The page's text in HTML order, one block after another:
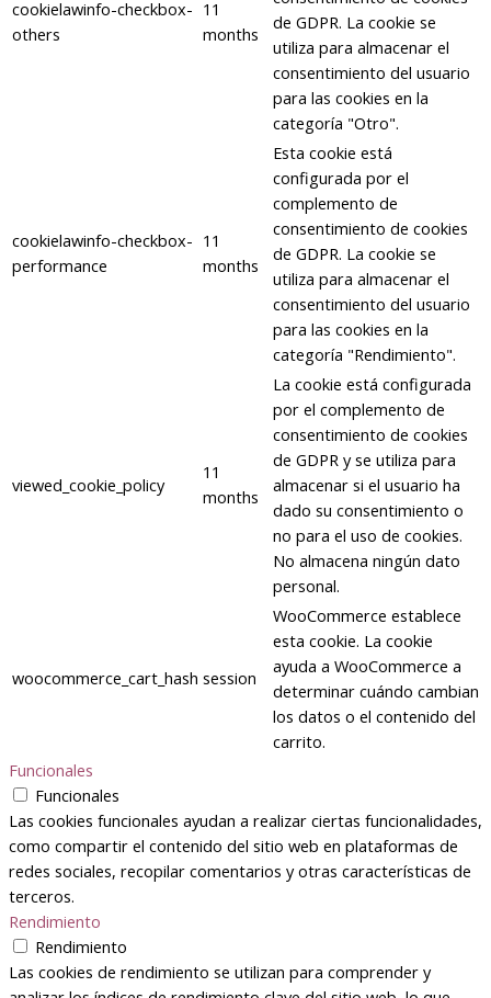
cookielawinfo-checkbox-
others
11
months
de GDPR. La cookie se
utiliza para almacenar el
consentimiento del usuario
para las cookies en la
categoría "Otro".
cookielawinfo-checkbox-
performance
11
months
Esta cookie está
configurada por el
complemento de
consentimiento de cookies
de GDPR. La cookie se
utiliza para almacenar el
consentimiento del usuario
para las cookies en la
categoría "Rendimiento".
viewed_cookie_policy
11
months
La cookie está configurada
por el complemento de
consentimiento de cookies
de GDPR y se utiliza para
almacenar si el usuario ha
dado su consentimiento o
no para el uso de cookies.
No almacena ningún dato
personal.
woocommerce_cart_hash session
WooCommerce establece
esta cookie. La cookie
ayuda a WooCommerce a
determinar cuándo cambian
los datos o el contenido del
carrito.
Funcionales
Funcionales
Las cookies funcionales ayudan a realizar ciertas funcionalidades,
como compartir el contenido del sitio web en plataformas de
redes sociales, recopilar comentarios y otras características de
terceros.
Rendimiento
Rendimiento
Las cookies de rendimiento se utilizan para comprender y